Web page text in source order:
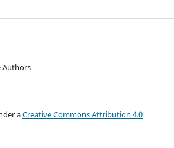
Authors
aCreative Commons Attribution 4.0